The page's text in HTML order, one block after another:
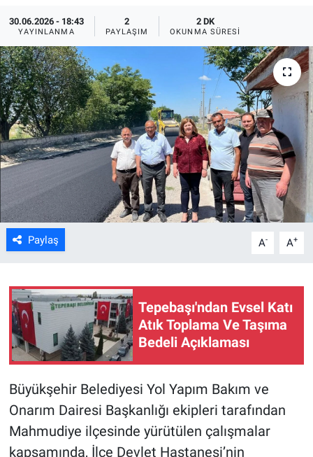
30.06.2026 - 18:43
YAYINLANMA
2
PAYLAŞIM
2 DK
OKUNMA SÜRESI
Paylaş A- A+
Tepebaşı'ndan Evsel Katı
Atık Toplama Ve Taşıma
Bedeli Açıklaması
Büyükşehir Belediyesi Yol Yapım Bakım ve
Onarım Dairesi Başkanlığı ekipleri tarafından
Mahmudiye ilçesinde yürütülen çalışmalar
kapsamında, İlçe Devlet Hastanesi’nin
ASAYİŞ